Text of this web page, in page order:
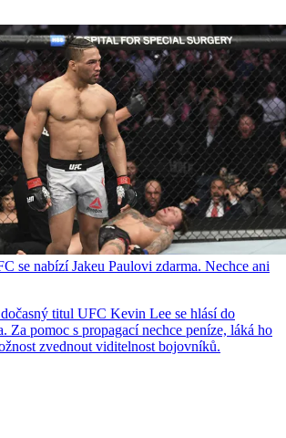
se nabízí Jakeu Paulovi zdarma. Nechce ani
titul UFC Kevin Lee se hlásí do
Za pomoc s propagací nechce peníze, láká ho
zvednout viditelnost bojovníků.